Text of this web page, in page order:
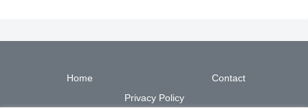
Home
Contact
Privacy Policy